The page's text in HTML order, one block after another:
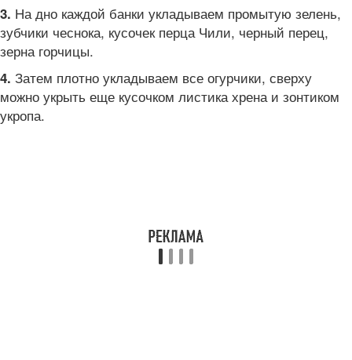
3. На дно каждой банки укладываем промытую зелень,
зубчики чеснока, кусочек перца Чили, черный перец,
зерна горчицы.
4. Затем плотно укладываем все огурчики, сверху
можно укрыть еще кусочком листика хрена и зонтиком
укропа.